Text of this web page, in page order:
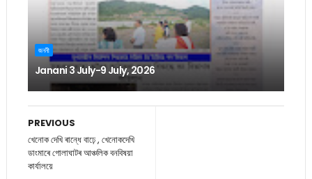
জননী
Janani 3 July-9 July, 2026
PREVIOUS
খেনোক দেখি ৰান্ধে বাঢ়ে , খেনোকদেখি
ডাংমাৰে গোলাঘাটৰ আঞ্চলিক বনবিষয়া
কাৰ্যালয়ে